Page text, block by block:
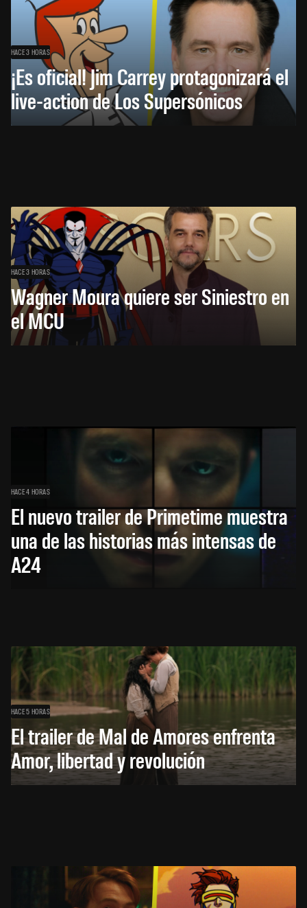
HACE 3 HORAS
¡Es oficial! Jim Carrey protagonizará el
live-action de Los Supersónicos
HACE 3 HORAS
Wagner Moura quiere ser Siniestro en
el MCU
HACE 4 HORAS
El nuevo trailer de Primetime muestra
una de las historias más intensas de
A24
HACE 5 HORAS
El trailer de Mal de Amores enfrenta
Amor, libertad y revolución